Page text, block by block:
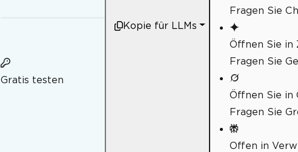
Gratis testen
Kopie für LLMs
Fragen Sie
Öffnen Sie in
Fragen Sie
Öffnen Sie in
Fragen Sie
Offen in